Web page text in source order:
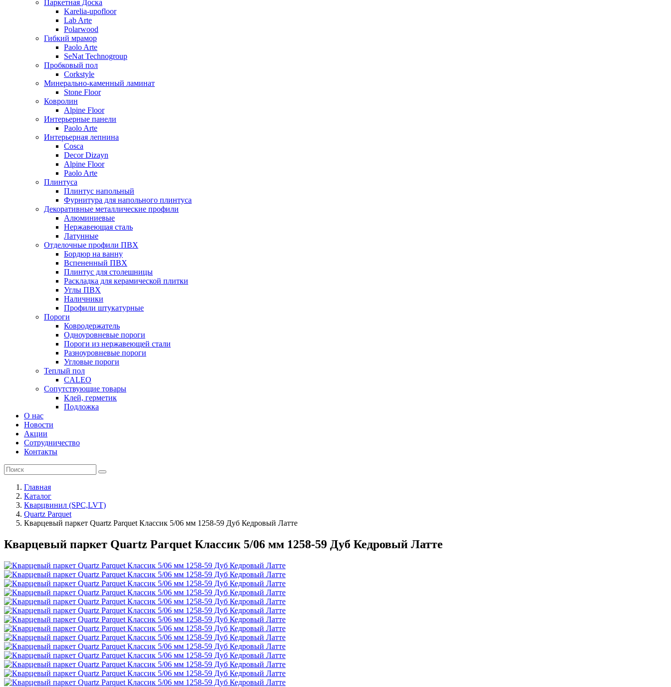
Паркетная Доска
Karelia-upofloor
Lab Arte
Polarwood
Гибкий мрамор
Paolo Arte
SeNat Technogroup
Пробковый пол
Corkstyle
Минерально-каменный ламинат
Stone Floor
Ковролин
Alpine Floor
Интерьерные панели
Paolo Arte
Интерьерная лепнина
Cosca
Decor Dizayn
Alpine Floor
Paolo Arte
Плинтуса
Плинтус напольный
Фурнитура для напольного плинтуса
Декоративные металлические профили
Алюминиевые
Нержавеющая сталь
Латунные
Отделочные профили ПВХ
Бордюр на ванну
Вспененный ПВХ
Плинтус для столешницы
Раскладка для керамической плитки
Углы ПВХ
Наличники
Профили штукатурные
Пороги
Ковродержатель
Одноуровневые пороги
Пороги из нержавеющей стали
Разноуровневые пороги
Угловые пороги
Теплый пол
CALEO
Сопутствующие товары
Клей, герметик
Подложка
О нас
Новости
Акции
Сотрудничество
Контакты
Главная
Каталог
Кварцвинил (SPC,LVT)
Quartz Parquet
Кварцевый паркет Quartz Parquet Классик 5/06 мм 1258-59 Дуб Кедровый Латте
Кварцевый паркет Quartz Parquet Классик 5/06 мм 1258-59 Дуб Кедровый Латте